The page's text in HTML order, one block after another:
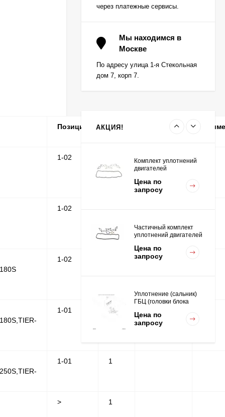
Позиция
Кол-
Серийные
1-02
1-02
1-02
1-01 1
1-01 1
> 1
через платежные сервисы.
Мы находимся в
Москве
По адресу улица 1-я Стекольная
дом 7, корп 7.
АКЦИЯ!
(1шт - 1 половинка) для
двигателей
K15,K21,K25
Цена по
Комплект уплотнений
двигателей
Цена по
запросу
Частичный комплект
уплотнений двигателей
Цена по
запросу
Уплотнение (сальник)
ГБЦ (головки блока
двигателей
K15,K21,K25
Цена по
запросу